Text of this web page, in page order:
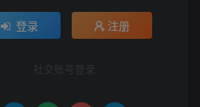
登录 注册
社交账号登录